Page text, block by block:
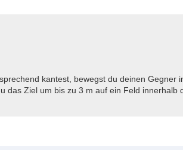
kantest, bewegst du deinen Gegner
das Ziel um bis zu 3 m auf ein Feld innerhalb